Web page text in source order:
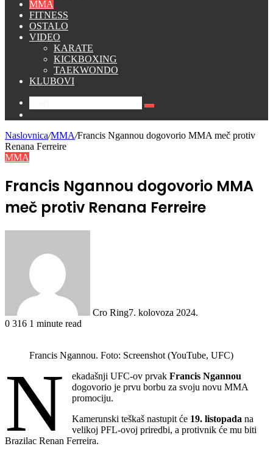
MMA
FITNESS
OSTALO
VIDEO
KARATE
KICKBOXING
TAEKWONDO
KLUBOVI
Traži
Naslovnica/MMA/Francis Ngannou dogovorio MMA meč protiv
Renana Ferreire
MMA
Francis Ngannou dogovorio MMA
meč protiv Renana Ferreire
Cro Ring7. kolovoza 2024.
0 316 1 minute read
Francis Ngannou. Foto: Screenshot (YouTube, UFC)
N ekadašnji UFC-ov prvakFrancis Ngannou
dogovorio je prvu borbu za svoju novu MMA
promociju.
Kamerunski teškaš nastupit će 19. listopada na
velikoj PFL-ovoj priredbi, a protivnik će mu biti
Brazilac Renan Ferreira.